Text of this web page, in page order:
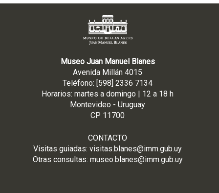
Museo Juan Manuel Blanes
Avenida Millán 4015
Teléfono: [598] 2336 7134
Horarios: martes a domingo | 12 a 18 h
Montevideo - Uruguay
CP 11700
CONTACTO
Visitas guiadas: visitas.blanes@imm.gub.uy
Otras consultas: museo.blanes@imm.gub.uy